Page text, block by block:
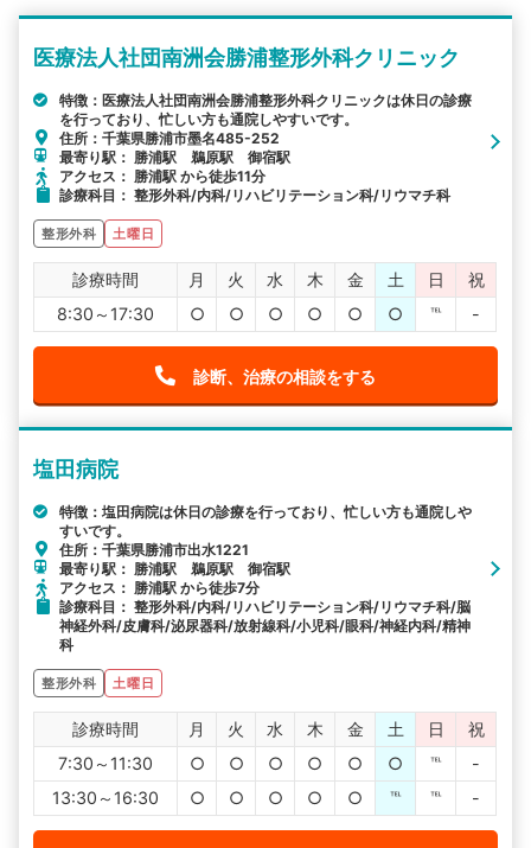
検索する
詳細条件で絞り込む
その他の検索方法
駅から探す
医療法人社団南洲会勝浦整形外科クリニック
特徴：医療法人社団南洲会勝浦整形外科クリニックは休日の診療
を行っており、忙しい方も通院しやすいです。
住所：千葉県勝浦市墨名485-252
最寄り駅： 勝浦駅 鵜原駅 御宿駅
アクセス： 勝浦駅 から徒歩11分
診療科目： 整形外科/内科/リハビリテーション科/リウマチ科
整形外科 土曜日
診療時間 月 火 水 木 金 土 日
祝
8:30～17:30
○ ○ ○ ○ ○ ○ ℡ -
診断、治療の相談をする
塩田病院
特徴：塩田病院は休日の診療を行っており、忙しい方も通院しや
すいです。
住所：千葉県勝浦市出水1221
最寄り駅： 勝浦駅 鵜原駅 御宿駅
アクセス： 勝浦駅 から徒歩7分
診療科目： 整形外科/内科/リハビリテーション科/リウマチ科/脳
神経外科/皮膚科/泌尿器科/放射線科/小児科/眼科/神経内科/精神
科
整形外科 土曜日
診療時間 月 火 水 木 金 土 日
祝
7:30～11:30
○ ○ ○ ○ ○ ○ ℡
-
13:30～16:30
○ ○ ○ ○ ○ ℡ ℡ -